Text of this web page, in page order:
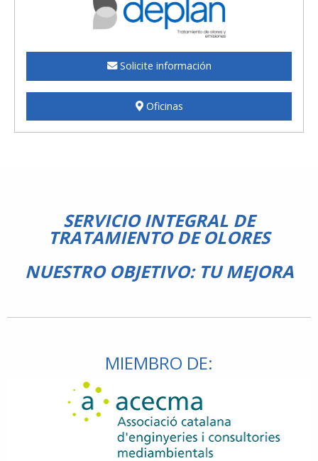
Solicite información
Oficinas
SERVICIO INTEGRAL DE
TRATAMIENTO DE OLORES
NUESTRO OBJETIVO: TU MEJORA
MIEMBRO DE: